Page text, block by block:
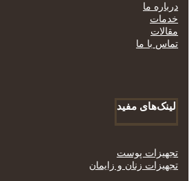
درباره ما
خدمات
مقالات
تماس با ما
لینک‌های مفید
تجهیزات پوست
تجهیزات زنان و زایمان